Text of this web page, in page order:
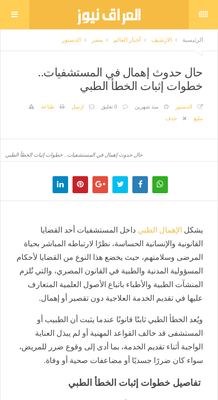
الرئيسية الارشيف أخبار العالم مصر الدستور
حال حدوث إهمال في المستشفيات..
خطوات إثبات الخطأ الطبي
الدستور منذ شهرين 0 تعليق ارسل
طباعة
تبليغ
حذف
حال حدوث إهمال في المستشفيات.. خطوات إثبات الخطأ الطبي
يشكل الإهمال الطبي داخل المستشفيات أحد القضايا
القانونية والإنسانية الحساسة، نظرًا لارتباطه المباشر بحياة
المرضى وسلامتهم، حيث يخضع هذا النوع من القضايا لأحكام
المسؤولية المدنية والطبية في القانون المصري، والتي تُلزم
المنشآت الطبية والأطباء باتباع الأصول العلمية المتعارف
عليها في تقديم الخدمة العلاجية دون تقصير أو إهمال.
ويُعد الخطأ الطبي ثابتًا قانونًا عندما يثبت أن الطبيب أو
المستشفى قد خالف القواعد المهنية أو لم يبذل العناية
الواجبة أثناء تقديم الخدمة، بما أدى إلى وقوع ضرر للمريض،
سواء كان ضررًا جسديًا أو مضاعفات صحية أو وفاة.
تفاصيل خطوات إثبات الخطأ الطبي